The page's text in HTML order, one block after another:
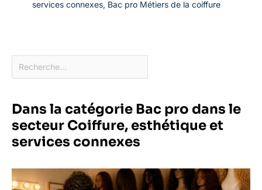
services connexes, Bac pro Métiers de la coiffure
Dans la catégorie Bac pro dans le
secteur Coiffure, esthétique et
services connexes